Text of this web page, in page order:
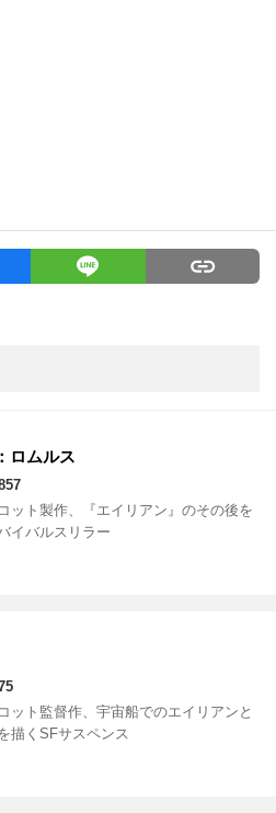
ロムルス
ット製作、『エイリアン』のその後を
イバルスリラー
ット監督作、宇宙船でのエイリアンと
描くSFサスペンス